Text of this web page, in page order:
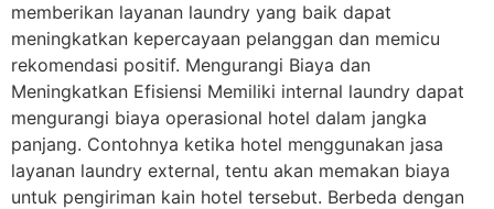
memberikan layanan laundry yang baik dapat
meningkatkan kepercayaan pelanggan dan memicu
rekomendasi positif. Mengurangi Biaya dan
Meningkatkan Efisiensi Memiliki internal laundry dapat
mengurangi biaya operasional hotel dalam jangka
panjang. Contohnya ketika hotel menggunakan jasa
layanan laundry external, tentu akan memakan biaya
untuk pengiriman kain hotel tersebut. Berbeda dengan